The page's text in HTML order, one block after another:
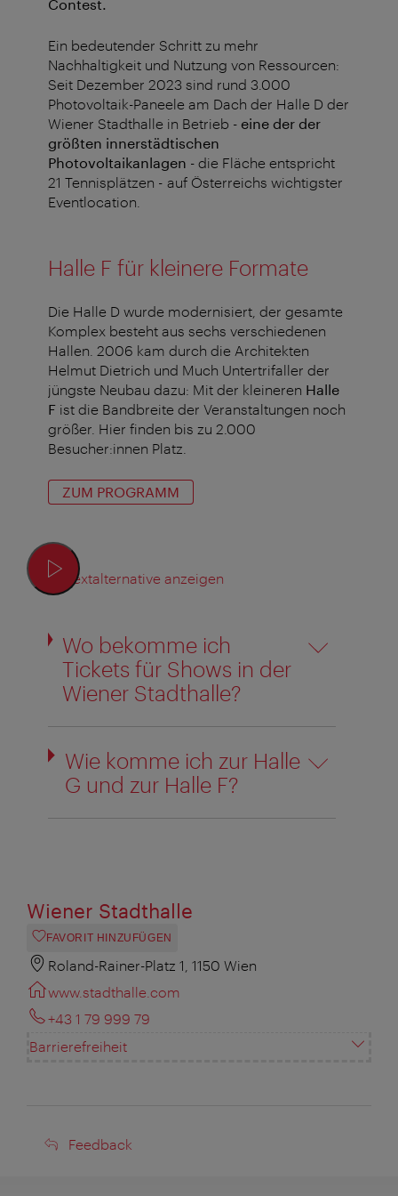
Contest.
Ein bedeutender Schritt zu mehr
Nachhaltigkeit und Nutzung von Ressourcen:
Seit Dezember 2023 sind rund 3.000
Photovoltaik-Paneele am Dach der Halle D der
Wiener Stadthalle in Betrieb - eine der der
größten innerstädtischen
Photovoltaikanlagen - die Fläche entspricht
21 Tennisplätzen - auf Österreichs wichtigster
Eventlocation.
Halle F für kleinere Formate
Die Halle D wurde modernisiert, der gesamte
Komplex besteht aus sechs verschiedenen
Hallen. 2006 kam durch die Architekten
Helmut Dietrich und Much Untertrifaller der
jüngste Neubau dazu: Mit der kleineren Halle
F ist die Bandbreite der Veranstaltungen noch
größer. Hier finden bis zu 2.000
Besucher:innen Platz.
ZUM PROGRAMM
Textalternative anzeigen
Wo bekomme ich
Tickets für Shows in der
Wiener Stadthalle?
Wie komme ich zur Halle
G und zur Halle F?
Wiener Stadthalle
FAVORIT HINZUFÜGEN
Roland-Rainer-Platz 1, 1150 Wien
www.stadthalle.com
+43 1 79 999 79
Barrierefreiheit
Feedback
Feedback